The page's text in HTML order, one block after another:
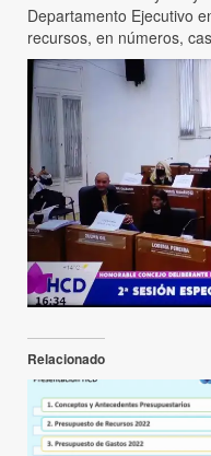
Departamento Ejecutivo
recursos, en números,
Relacionado